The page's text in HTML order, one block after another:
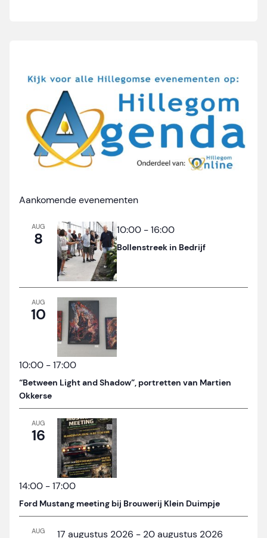
Aankomende evenementen
AUG
8 10:00 -16:00
Bollenstreek in Bedrijf
AUG
10
10:00 -17:00
“Between Light and Shadow”, portretten van Martien
Okkerse
AUG
16
14:00 -17:00
Ford Mustang meeting bij Brouwerij Klein Duimpje
AUG 17 augustus 2026 - 20 augustus 2026